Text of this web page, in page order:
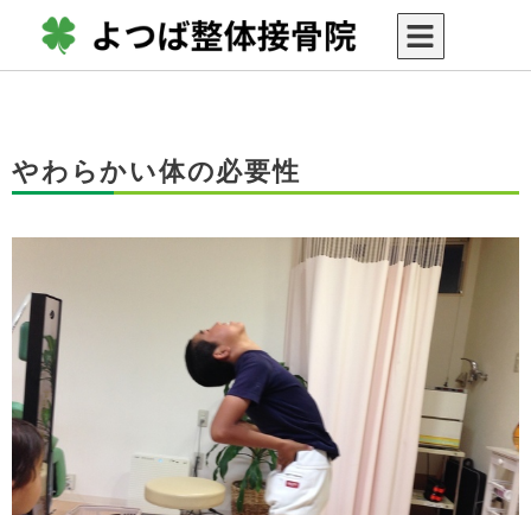
やわらかい体の必要性